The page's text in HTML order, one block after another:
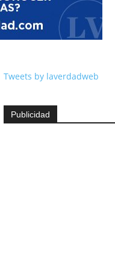
Tweets by laverdadweb
Publicidad